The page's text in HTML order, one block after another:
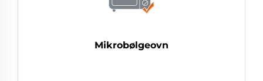
Mikrobølgeovn